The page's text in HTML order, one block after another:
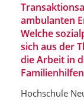
ambulanten
Welche
sich aus der
die Arbeit in
Hochschule